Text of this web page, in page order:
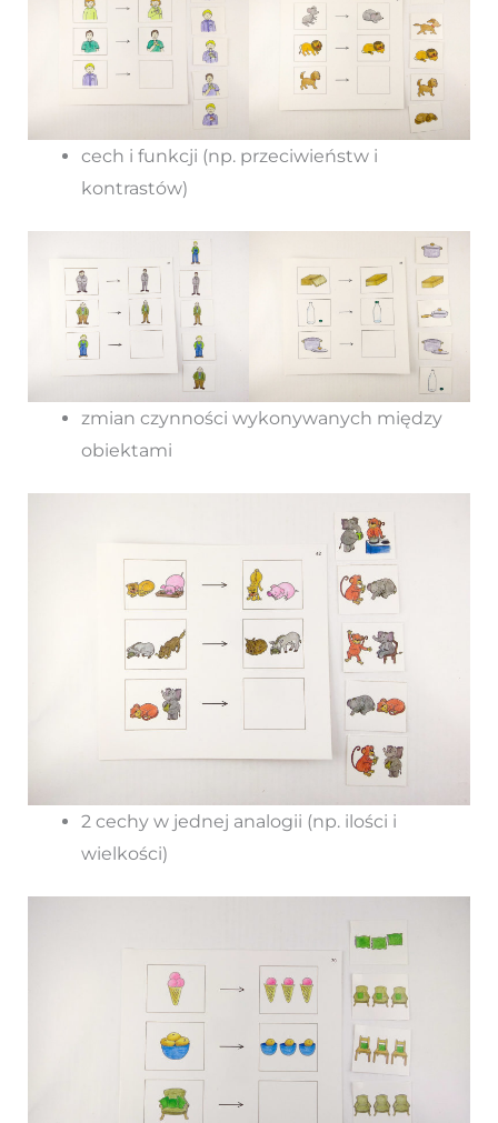
cech i funkcji (np. przeciwieństw i
kontrastów)
zmian czynności wykonywanych między
obiektami
2 cechy w jednej analogii (np. ilości i
wielkości)